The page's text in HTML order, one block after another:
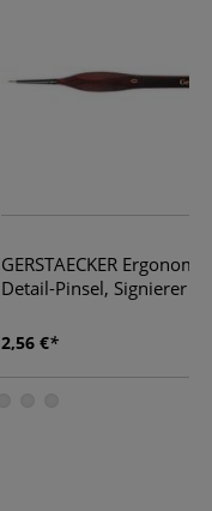
GERSTAECKER
Detail-Pinsel, Signierer
2,56 €